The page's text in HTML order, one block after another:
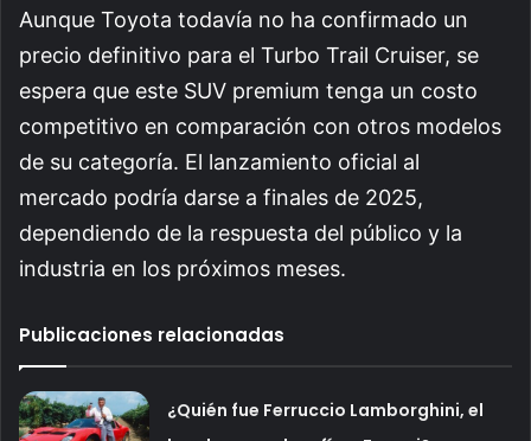
Aunque Toyota todavía no ha confirmado un
precio definitivo para el Turbo Trail Cruiser, se
espera que este SUV premium tenga un costo
competitivo en comparación con otros modelos
de su categoría. El lanzamiento oficial al
mercado podría darse a finales de 2025,
dependiendo de la respuesta del público y la
industria en los próximos meses.
Publicaciones relacionadas
¿Quién fue Ferruccio Lamborghini, el